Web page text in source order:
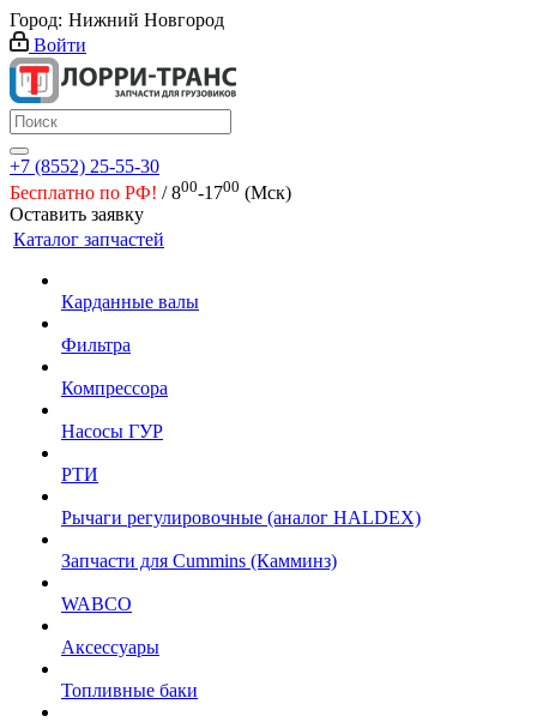
Город: Нижний Новгород
Войти
+7 (8552) 25-55-30
Бесплатно по РФ! / 800-1700 (Мск)
Оставить заявку
Каталог запчастей
Карданные валы
Фильтра
Компрессора
Насосы ГУР
РТИ
Рычаги регулировочные (аналог HALDEX)
Запчасти для Cummins (Камминз)
WABCO
Аксессуары
Топливные баки